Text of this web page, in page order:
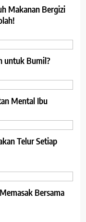
Makanan Bergizi
untuk Bumil?
Mental Ibu
Telur Setiap
Bersama